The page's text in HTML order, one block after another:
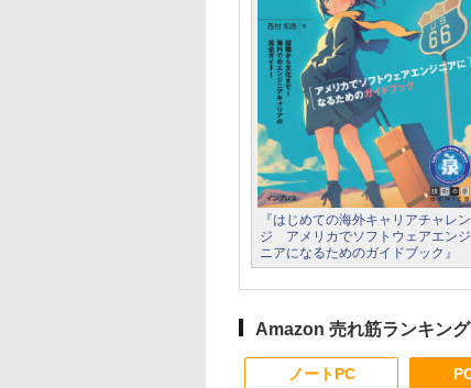
『はじめての海外キャリアチャレン
ジ アメリカでソフトウェアエンジ
ニアになるためのガイドブック』
Amazon 売れ筋ランキング
ノートPC